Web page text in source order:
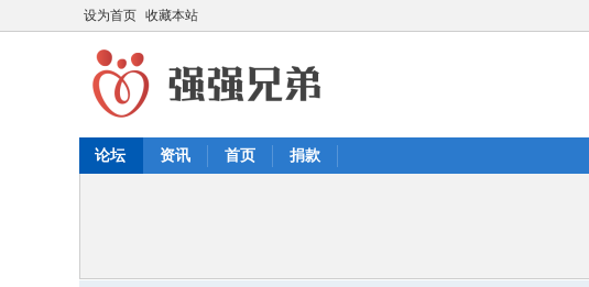
设为首页 收藏本站
论坛 资讯 首页 捐款